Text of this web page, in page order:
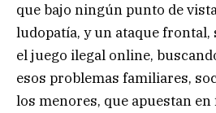
que bajo ningún punto de
ludopatía, y un ataque frontal,
el juego ilegal online,
esos problemas familiares,
los menores, que apuestan